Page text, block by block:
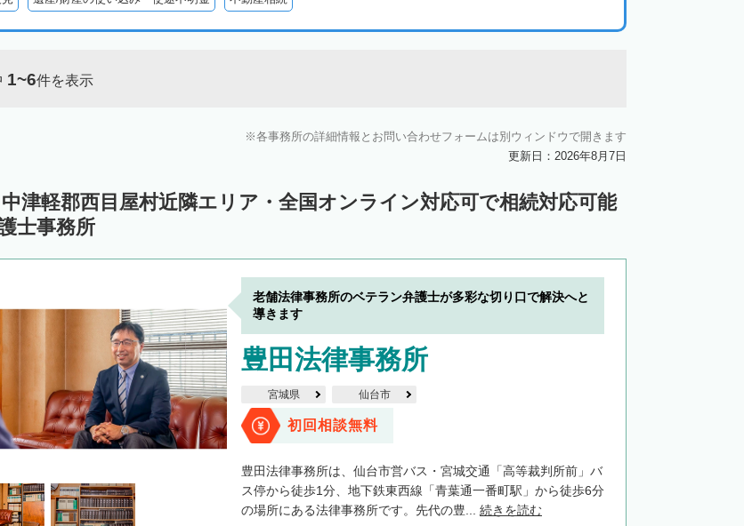
1~6件を表示
各事務所の詳細情報とお問い合わせフォームは別ウィンドウで開きます
更新日：2026年8月7日
津軽郡西目屋村近隣エリア・全国オンライン対応可で相続対応可能
士事務所
老舗法律事務所のベテラン弁護士が多彩な切り口で解決へと
導きます
豊田法律事務所
宮城県 仙台市
初回相談無料
豊田法律事務所は、仙台市営バス・宮城交通「高等裁判所前」バ
ス停から徒歩1分、地下鉄東西線「青葉通一番町駅」から徒歩6分
の場所にある法律事務所です。先代の豊... 続きを読む